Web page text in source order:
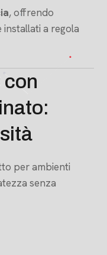
, offrendo
a regola
con
per ambienti
senza